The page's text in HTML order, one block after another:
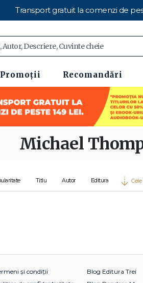
Transport gratuit la comenzi de
Promoții Recomandări
Michael
Titlu Autor Editura
și condiții
Blog Editura Trei